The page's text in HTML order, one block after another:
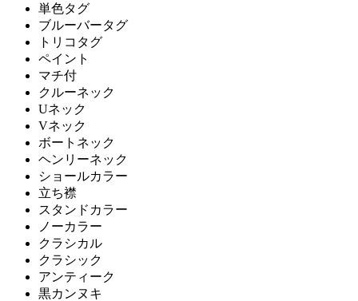
単色タグ
ブルーバータグ
トリコタグ
ペイント
マチ付
クルーネック
Uネック
Vネック
ボートネック
ヘンリーネック
ショールカラー
立ち襟
スタンドカラー
ノーカラー
クラシカル
クラシック
アンティーク
黒カンヌキ